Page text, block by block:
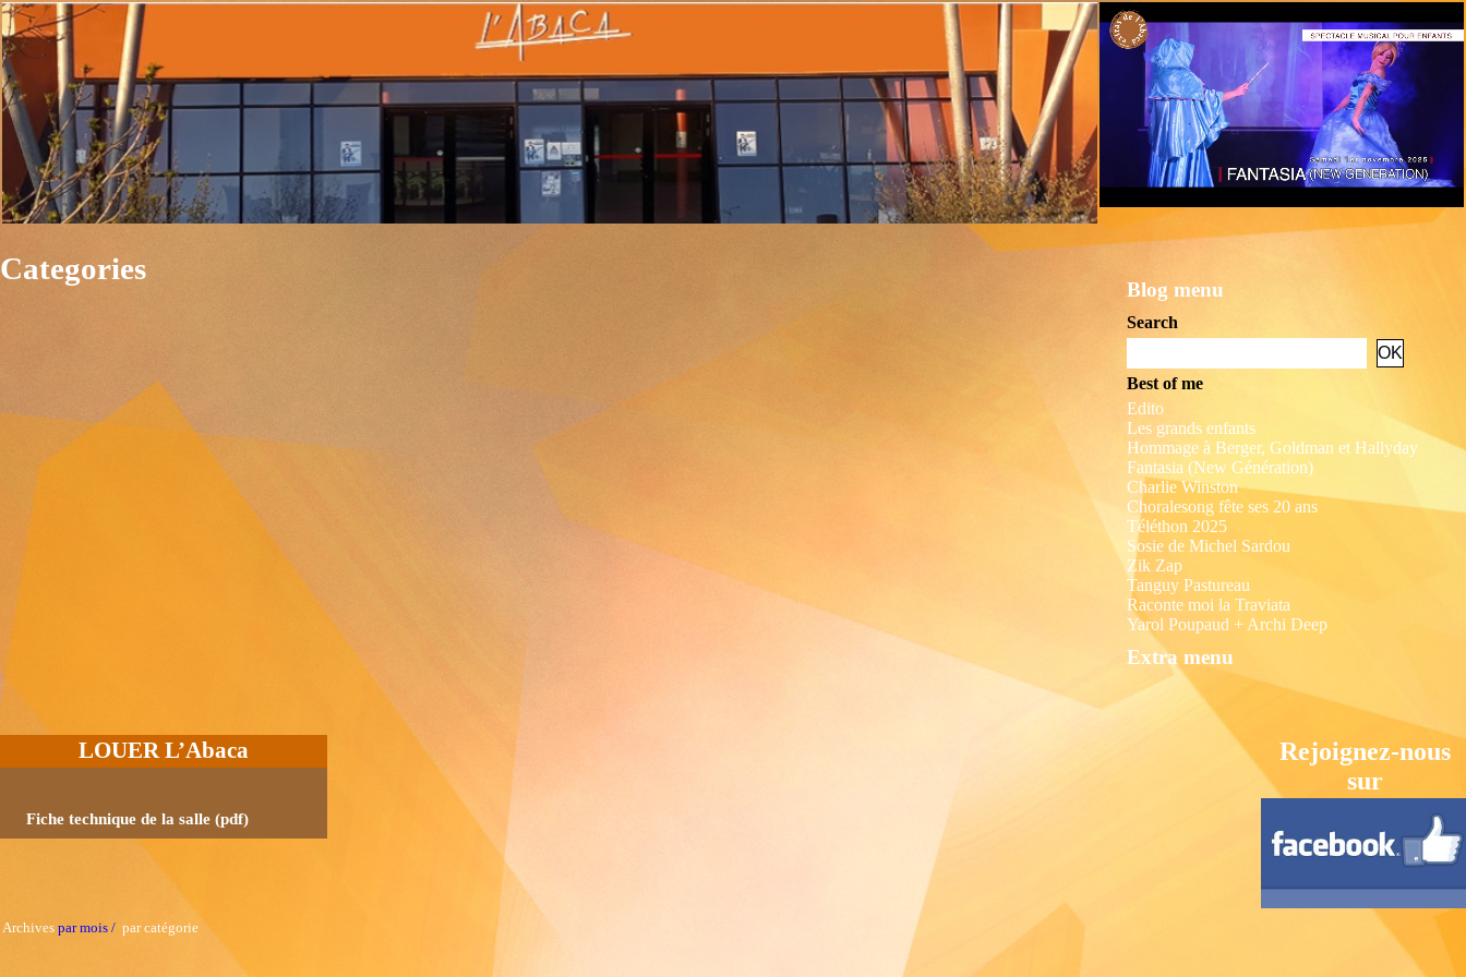
Categories
Blog menu
Search
Best of me
Edito
Les grands enfants
Hommage à Berger, Goldman et Hallyday
Fantasia (New Génération)
Charlie Winston
Choralesong fête ses 20 ans
Téléthon 2025
Sosie de Michel Sardou
Zik Zap
Tanguy Pastureau
Raconte moi la Traviata
Yarol Poupaud + Archi Deep
Extra menu
LOUER L’Abaca
Fiche technique de la salle (pdf)
Rejoignez-nous
sur
Archives par mois / par catégorie